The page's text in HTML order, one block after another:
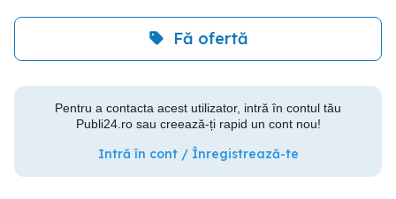
Fă ofertă
Pentru a contacta acest utilizator, intră în contul tău
Publi24.ro sau creează-ți rapid un cont nou!
Intră în cont / Înregistrează-te